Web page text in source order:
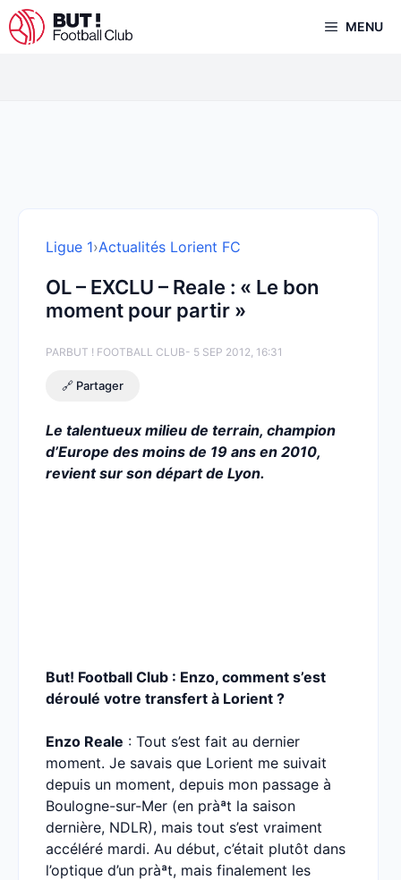
Aller
au
MENU
Ligue 1›Actualités Lorient FC
OL – EXCLU – Reale : « Le bon
moment pour partir »
PARBUT ! FOOTBALL CLUB- 5 SEP 2012, 16:31
🔗 Partager
Le talentueux milieu de terrain, champion
d’Europe des moins de 19 ans en 2010,
revient sur son départ de Lyon.
But! Football Club : Enzo, comment s’est
déroulé votre transfert à Lorient ?
Enzo Reale : Tout s’est fait au dernier
moment. Je savais que Lorient me suivait
depuis un moment, depuis mon passage à
Boulogne-sur-Mer (en pràªt la saison
dernière, NDLR), mais tout s’est vraiment
accéléré mardi. Au début, c’était plutôt dans
l’optique d’un pràªt, mais finalement les